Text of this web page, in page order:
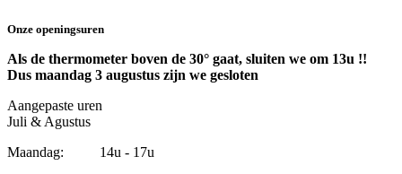
Onze openingsuren
Als de thermometer boven de 30° gaat, sluiten we om 13u !!
Dus maandag 3 augustus zijn we gesloten
Aangepaste uren
Juli & Agustus
Maandag: 14u - 17u